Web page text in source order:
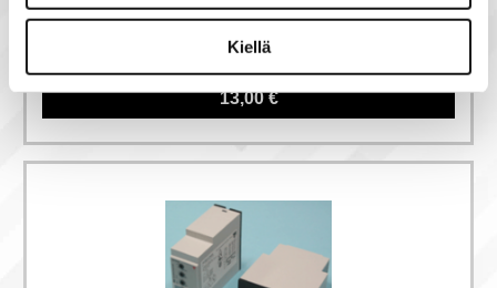
Kiellä
Pistokantarelepohja
8-nastainen
13,00 €